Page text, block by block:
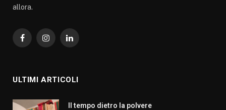
allora.
FacebookInstagramLinkedIn
ULTIMI ARTICOLI
Il tempo dietro la polvere